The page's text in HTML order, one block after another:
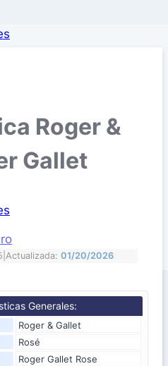
Roger &
Gallet
Actualizada: 01/20/2026
Generales:
Roger & Gallet
Rosé
Roger Gallet Rose